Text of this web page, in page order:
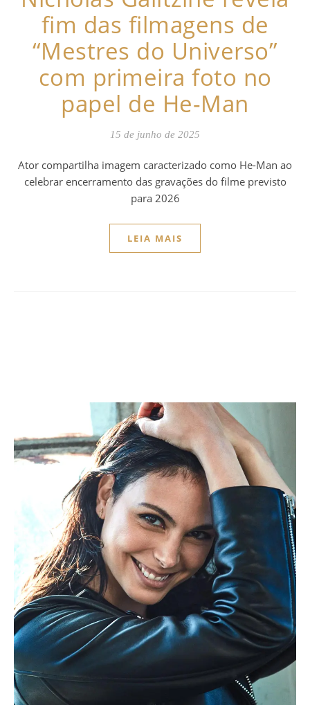
fim das filmagens de
“Mestres do Universo”
com primeira foto no
papel de He-Man
15 de junho de 2025
Ator compartilha imagem caracterizado como He-Man ao
celebrar encerramento das gravações do filme previsto
para 2026
LEIA MAIS